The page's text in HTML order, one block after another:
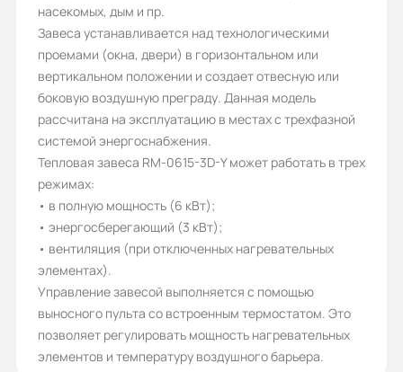
Максимальная высота подвеса
(м):
3
Источник тепла:
Электричество
Скорость потока воздуха на
выходе (м/c):
Гарантия, лет:
1
Срок службы, лет:
7
насекомых, дым и пр.
Завеса устанавливается над технологическими
проемами (окна, двери) в горизонтальном или
вертикальном положении и создает отвесную или
боковую воздушную преграду. Данная модель
рассчитана на эксплуатацию в местах с трехфазной
системой энергоснабжения.
Тепловая завеса RM-0615-3D-Y может работать в трех
режимах:
• в полную мощность (6 кВт);
• энергосберегающий (3 кВт);
• вентиляция (при отключенных нагревательных
элементах).
Управление завесой выполняется с помощью
выносного пульта со встроенным термостатом. Это
позволяет регулировать мощность нагревательных
элементов и температуру воздушного барьера.